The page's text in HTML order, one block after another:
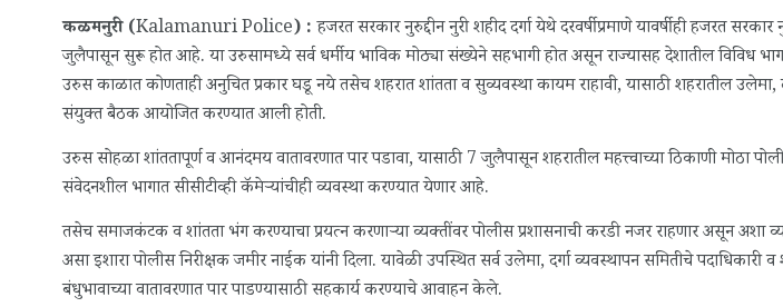
कळमनुरी (Kalamanuri Police) :हजरत सरकार नुरुद्दीन नुरी शहीद दर्गा येथे दरवर्षीप्रमाणे यावर्षीही हजरत
जुलैपासून सुरू होत आहे. या उरुसामध्ये सर्व धर्मीय भाविक मोठ्या संख्येने सहभागी होत असून राज्यासह देशातील विविध
उरुस काळात कोणताही अनुचित प्रकार घडू नये तसेच शहरात शांतता व सुव्यवस्था कायम राहावी, यासाठी शहरातील उलेमा,
संयुक्त बैठक आयोजित करण्यात आली होती.
उरुस सोहळा शांततापूर्ण व आनंदमय वातावरणात पार पडावा, यासाठी 7 जुलैपासून शहरातील महत्त्वाच्या ठिकाणी मोठा
संवेदनशील भागात सीसीटीव्ही कॅमेऱ्यांचीही व्यवस्था करण्यात येणार आहे.
तसेच समाजकंटक व शांतता भंग करण्याचा प्रयत्न करणाऱ्या व्यक्तींवर पोलीस प्रशासनाची करडी नजर राहणार असून अशा
असा इशारा पोलीस निरीक्षक जमीर नाईक यांनी दिला. यावेळी उपस्थित सर्व उलेमा, दर्गा व्यवस्थापन समितीचे
बंधुभावाच्या वातावरणात पार पाडण्यासाठी सहकार्य करण्याचे आवाहन केले.